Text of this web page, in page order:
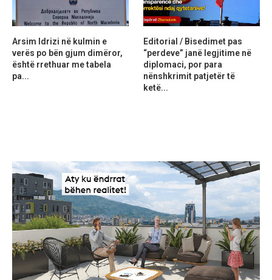
Arsim Idrizi në kulmin e
verës po bën gjum dimëror,
është rrethuar me tabela
pa...
Editorial / Bisedimet pas
“perdeve” janë legjitime në
diplomaci, por para
nënshkrimit patjetër të
ketë...